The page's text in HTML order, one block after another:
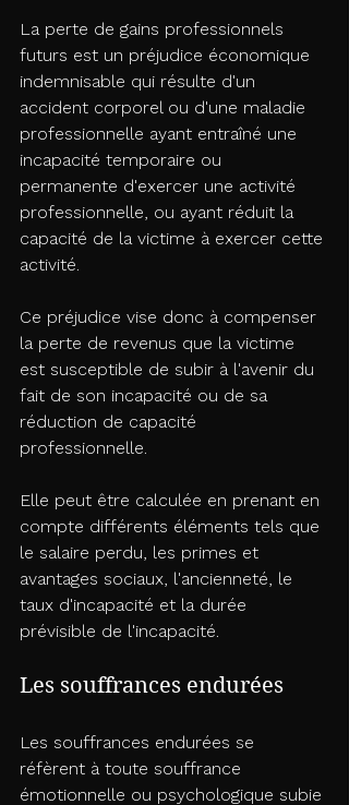
La perte de gains professionnels
futurs est un préjudice économique
indemnisable qui résulte d'un
accident corporel ou d'une maladie
professionnelle ayant entraîné une
incapacité temporaire ou
permanente d'exercer une activité
professionnelle, ou ayant réduit la
capacité de la victime à exercer cette
activité.
Ce préjudice vise donc à compenser
la perte de revenus que la victime
est susceptible de subir à l'avenir du
fait de son incapacité ou de sa
réduction de capacité
professionnelle.
Elle peut être calculée en prenant en
compte différents éléments tels que
le salaire perdu, les primes et
avantages sociaux, l'ancienneté, le
taux d'incapacité et la durée
prévisible de l'incapacité.
Les souffrances endurées
Les souffrances endurées se
réfèrent à toute souffrance
émotionnelle ou psychologique subie